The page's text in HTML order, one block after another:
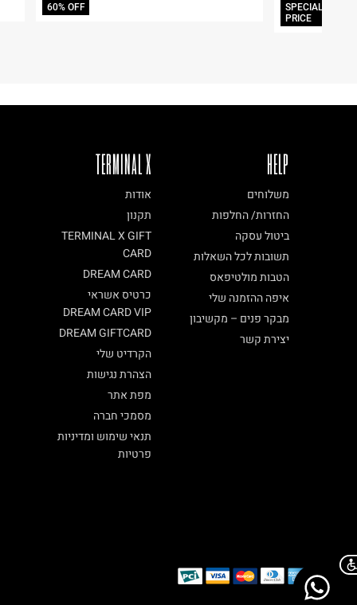
60% OFF
SPECIAL
PRICE
TERMINAL X
אודות
תקנון
TERMINAL X GIFT
CARD
DREAM CARD
כרטיס אשראי
DREAM CARD VIP
DREAM GIFTCARD
הקרדיט שלי
הצהרת נגישות
מפת אתר
מסמכי חברה
תנאי שימוש ומדיניות
פרטיות
HELP
משלוחים
החזרות/ החלפות
ביטול עסקה
תשובות לכל השאלות
הטבות מולטיפאס
איפה ההזמנה שלי
מבקר פנים – מקשיבון
יצירת קשר
Chat on WhatsApp